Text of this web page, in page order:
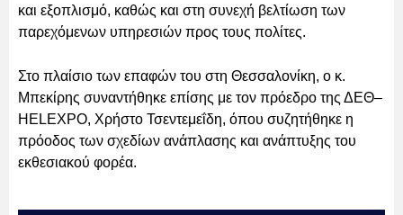
και εξοπλισμό, καθώς και στη συνεχή βελτίωση των
παρεχόμενων υπηρεσιών προς τους πολίτες.
Στο πλαίσιο των επαφών του στη Θεσσαλονίκη, ο κ.
Μπεκίρης συναντήθηκε επίσης με τον πρόεδρο της ΔΕΘ–
HELEXPO, Χρήστο Τσεντεμεΐδη, όπου συζητήθηκε η
πρόοδος των σχεδίων ανάπλασης και ανάπτυξης του
εκθεσιακού φορέα.